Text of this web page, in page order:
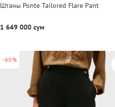
Штаны Ponte Tailored Flare Pant
1 649 000 сум
-60%